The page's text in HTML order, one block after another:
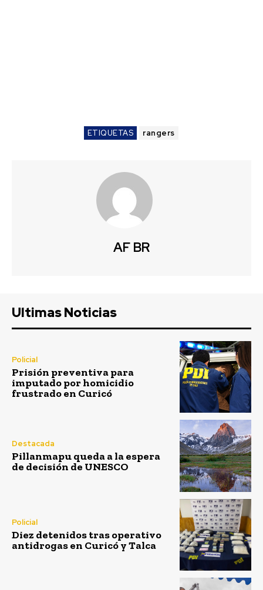
ETIQUETAS rangers
AF BR
Ultimas Noticias
Policial
Prisión preventiva para
imputado por homicidio
frustrado en Curicó
Destacada
Pillanmapu queda a la espera
de decisión de UNESCO
Policial
Diez detenidos tras operativo
antidrogas en Curicó y Talca